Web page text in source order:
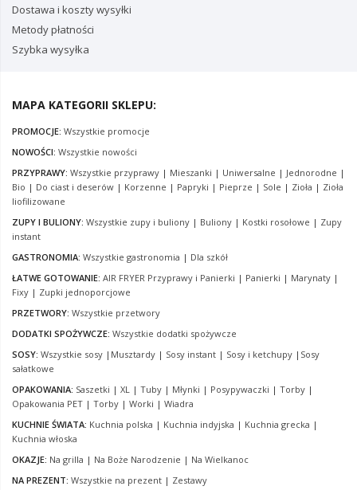
Dostawa i koszty wysyłki
Metody płatności
Szybka wysyłka
MAPA KATEGORII SKLEPU:
PROMOCJE: Wszystkie promocje
NOWOŚCI: Wszystkie nowości
PRZYPRAWY: Wszystkie przyprawy | Mieszanki | Uniwersalne | Jednorodne |
Bio | Do ciast i deserów | Korzenne | Papryki | Pieprze | Sole | Zioła | Zioła
liofilizowane
ZUPY I BULIONY: Wszystkie zupy i buliony | Buliony | Kostki rosołowe | Zupy
instant
GASTRONOMIA: Wszystkie gastronomia | Dla szkół
ŁATWE GOTOWANIE: AIR FRYER Przyprawy i Panierki | Panierki | Marynaty |
Fixy | Zupki jednoporcjowe
PRZETWORY: Wszystkie przetwory
DODATKI SPOŻYWCZE: Wszystkie dodatki spożywcze
SOSY: Wszystkie sosy | Musztardy | Sosy instant | Sosy i ketchupy | Sosy
sałatkowe
OPAKOWANIA: Saszetki | XL | Tuby | Młynki | Posypywaczki | Torby |
Opakowania PET | Torby | Worki | Wiadra
KUCHNIE ŚWIATA: Kuchnia polska | Kuchnia indyjska | Kuchnia grecka |
Kuchnia włoska
OKAZJE: Na grilla | Na Boże Narodzenie | Na Wielkanoc
NA PREZENT: Wszystkie na prezent | Zestawy